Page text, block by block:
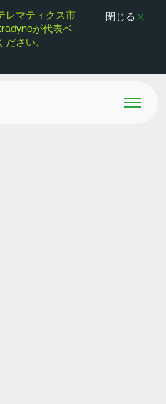
レマティクス市
が代表ベ
さい。
閉じる